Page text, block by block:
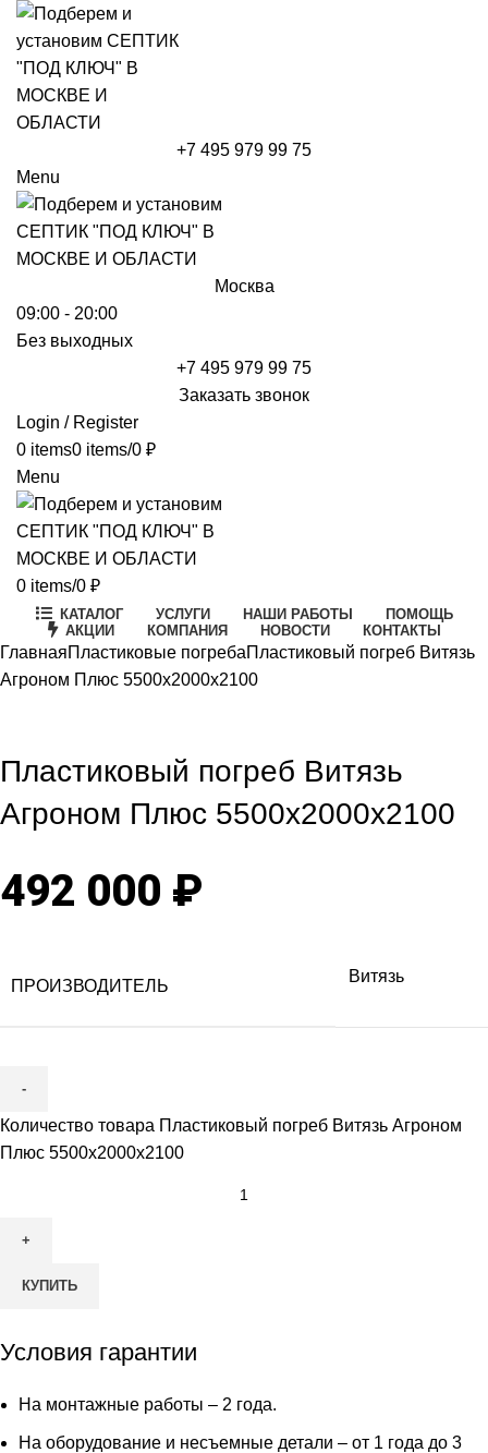
+7 495 979 99 75
Menu
Москва
09:00 - 20:00
Без выходных
+7 495 979 99 75
Заказать звонок
Login / Register
0 items0 items/0 ₽
Menu
0 items/0 ₽
КАТАЛОГ УСЛУГИ НАШИ РАБОТЫ
ПОМОЩЬ
АКЦИИ
КОМПАНИЯ НОВОСТИ КОНТАКТЫ
ГлавнаяПластиковые погребаПластиковый погреб Витязь
Агроном Плюс 5500х2000х2100
Пластиковый погреб Витязь
Агроном Плюс 5500х2000х2100
492 000 ₽
ПРОИЗВОДИТЕЛЬ
Витязь
Количество товара Пластиковый погреб Витязь Агроном
Плюс 5500х2000х2100
КУПИТЬ
Условия гарантии
На монтажные работы – 2 года.
На оборудование и несъемные детали – от 1 года до 3